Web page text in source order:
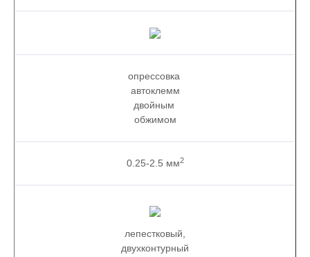
опрессовка
автоклемм
двойным
обжимом
0.25-2.5 мм2
лепестковый,
двухконтурный